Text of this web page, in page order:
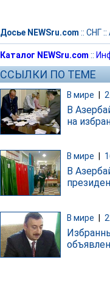
Досье NEWSru.com :: СНГ::
Каталог NEWSru.com ::
ССЫЛКИ ПО ТЕМЕ
В мире
В
на
В мире
В
В мире |